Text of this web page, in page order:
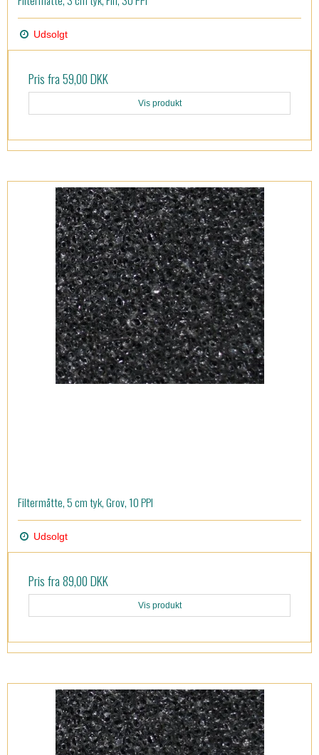
Udsolgt
Pris fra59,00 DKK
Vis produkt
Filtermåtte, 5 cm tyk, Grov, 10 PPI
Udsolgt
Pris fra89,00 DKK
Vis produkt